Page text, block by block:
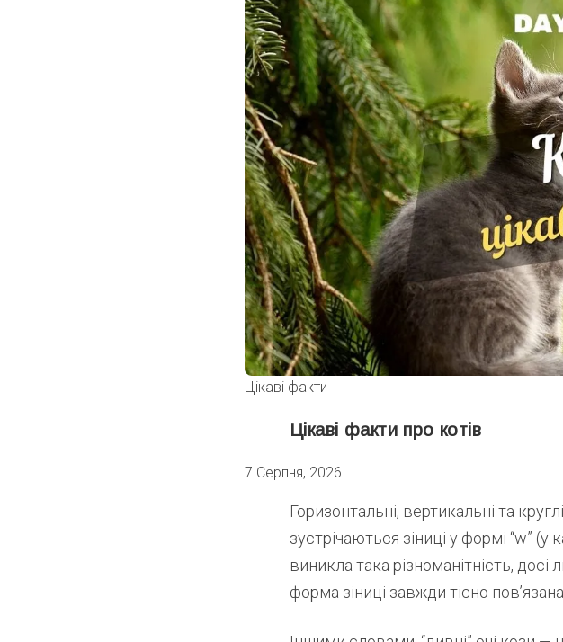
Цікаві факти
Цікаві факти про котів
7 Серпня, 2026
Горизонтальні, вертикальні та
зустрічаються зіниці у формі “w”
виникла така різноманітність,
форма зіниці завжди тісно